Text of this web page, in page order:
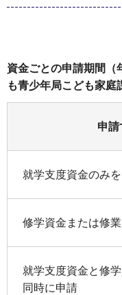
資金ごとの申請期間（
も青少年局こども家庭
申請
就学支度資金のみ
修学資金または修
就学支度資金と修
同時に申請